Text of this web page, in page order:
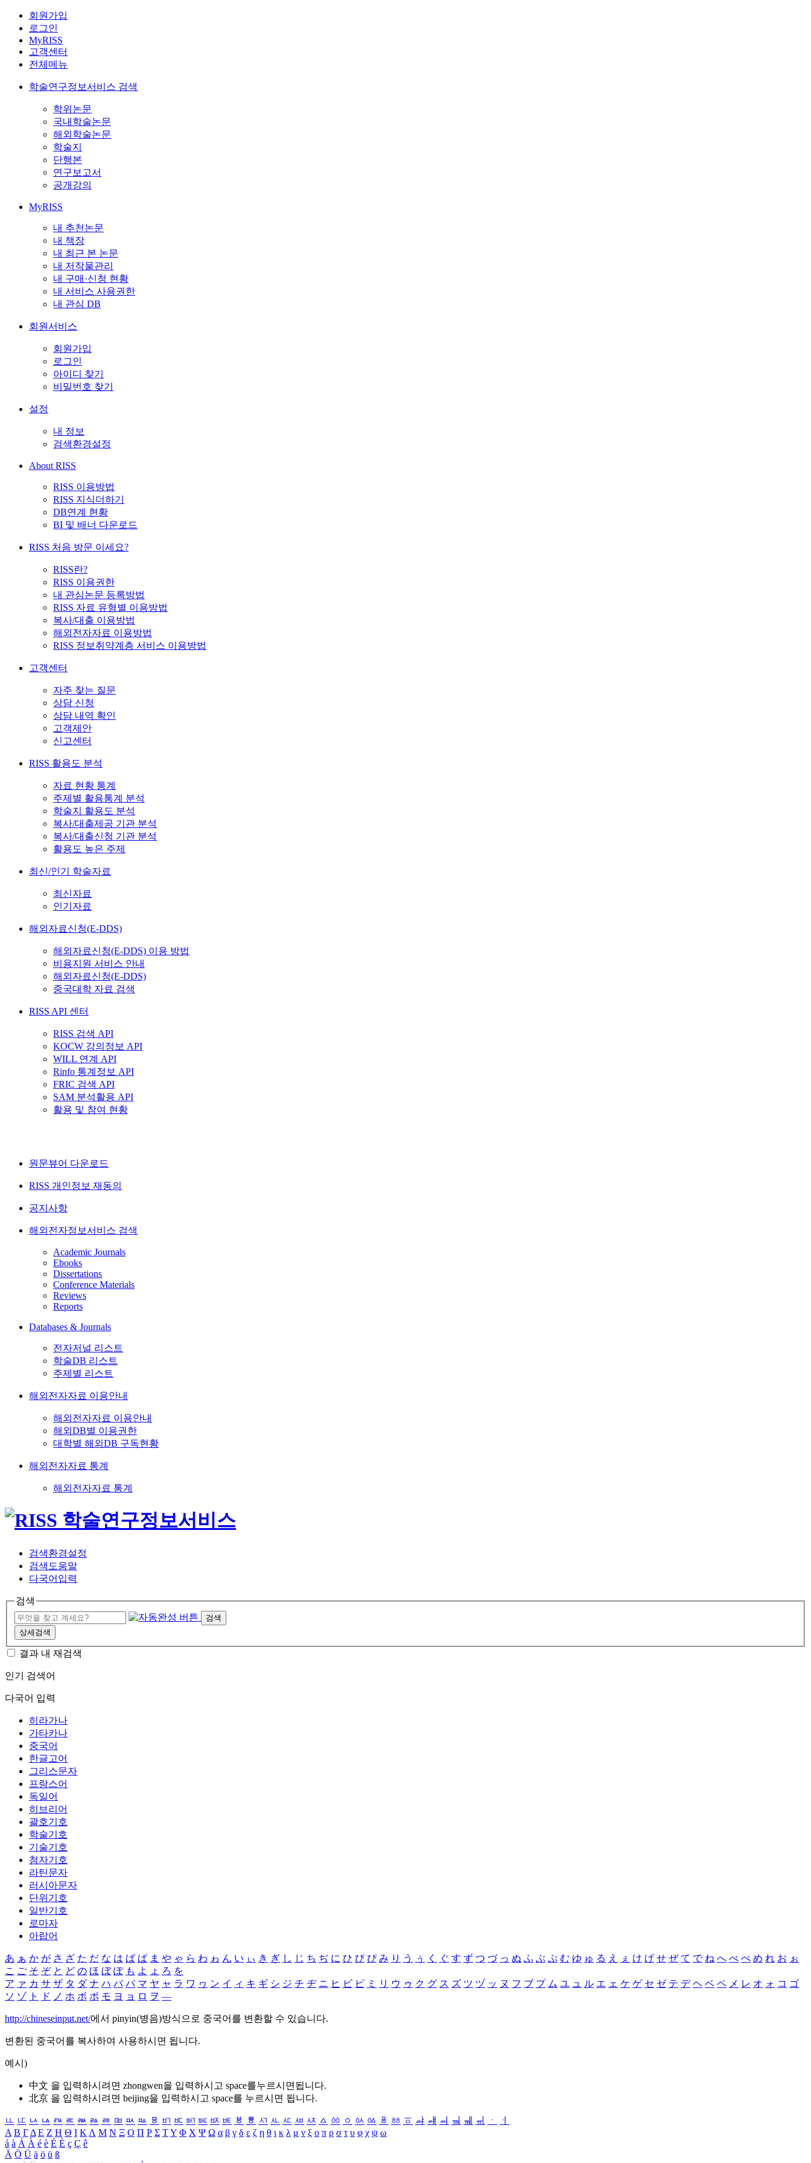
회원가입
로그인
MyRISS
고객센터
전체메뉴
학술연구정보서비스 검색
학위논문
국내학술논문
해외학술논문
학술지
단행본
연구보고서
공개강의
MyRISS
내 추천논문
내 책장
내 최근 본 논문
내 저작물관리
내 구매·신청 현황
내 서비스 사용권한
내 관심 DB
회원서비스
회원가입
로그인
아이디 찾기
비밀번호 찾기
설정
내 정보
검색환경설정
About RISS
RISS 이용방법
RISS 지식더하기
DB연계 현황
BI 및 배너 다운로드
RISS 처음 방문 이세요?
RISS란?
RISS 이용권한
내 관심논문 등록방법
RISS 자료 유형별 이용방법
복사/대출 이용방법
해외전자자료 이용방법
RISS 정보취약계층 서비스 이용방법
고객센터
자주 찾는 질문
상담 신청
상담 내역 확인
고객제안
신고센터
RISS 활용도 분석
자료 현황 통계
주제별 활용통계 분석
학술지 활용도 분석
복사/대출제공 기관 분석
복사/대출신청 기관 분석
활용도 높은 주제
최신/인기 학술자료
최신자료
인기자료
해외자료신청(E-DDS)
해외자료신청(E-DDS) 이용 방법
비용지원 서비스 안내
해외자료신청(E-DDS)
중국대학 자료 검색
RISS API 센터
RISS 검색 API
KOCW 강의정보 API
WILL 연계 API
Rinfo 통계정보 API
FRIC 검색 API
SAM 분석활용 API
활용 및 참여 현황
원문뷰어 다운로드
RISS 개인정보 재동의
공지사항
해외전자정보서비스 검색
Academic Journals
Ebooks
Dissertations
Conference Materials
Reviews
Reports
Databases & Journals
전자저널 리스트
학술DB 리스트
주제별 리스트
해외전자자료 이용안내
해외전자자료 이용안내
해외DB별 이용권한
대학별 해외DB 구독현황
해외전자자료 통계
해외전자자료 통계
검색환경설정
검색도움말
다국어입력
검색
검색
상세검색
결과 내 재검색
인기 검색어
다국어 입력
히라가나
가타카나
중국어
한글고어
그리스문자
프랑스어
독일어
히브리어
괄호기호
학술기호
기술기호
첨자기호
라틴문자
러시아문자
단위기호
일반기호
로마자
아랍어
あ ぁ か が さ ざ た だ な は ば ぱ ま や ゃ ら わ ゎ ん い ぃ き ぎ し じ ち ぢ に ひ び ぴ み り う ぅ く ぐ す ず つ づ っ ぬ ふ ぶ ぷ む ゆ ゅ る え ぇ け げ せ ぜ て で ね へ べ ぺ め れ お ぉ
こ ご そ ぞ と ど の ほ ぼ ぽ も よ ょ ろ を
ア ァ カ サ ザ タ ダ ナ ハ バ パ マ ヤ ャ ラ ワ ヮ ン イ ィ キ ギ シ ジ チ ヂ ニ ヒ ビ ピ ミ リ ウ ゥ ク グ ス ズ ツ ヅ ッ ヌ フ ブ プ ム ユ ュ ル エ ェ ケ ゲ セ ゼ テ デ ヘ ベ ペ メ レ オ ォ コ ゴ
ソ ゾ ト ド ノ ホ ボ ポ モ ヨ ョ ロ ヲ ―
http://chineseinput.net/에서 pinyin(병음)방식으로 중국어를 변환할 수 있습니다.
변환된 중국어를 복사하여 사용하시면 됩니다.
예시)
中文 을 입력하시려면 zhongwen을 입력하시고 space를누르시면됩니다.
北京 을 입력하시려면 beijing을 입력하시고 space를 누르시면 됩니다.
ㅥ ㅦ ㅧ ㅨ ㅩ ㅪ ㅫ ㅬ ㅭ ㅮ ㅯ ㅰ ㅱ ㅲ ㅳ ㅴ ㅵ ㅶ ㅷ ㅸ ㅹ ㅺ ㅻ ㅼ ㅽ ㅾ ㅿ ㆀ ㆁ ㆂ ㆃ ㆄ ㆅ ㆆ ㆇ ㆈ ㆉ ㆊ ㆋ ㆌ ㆍ
ㆎ
Α Β ΓΔ Ε Ζ Η Θ Ι ΚΛ Μ Ν Ξ Ο Π Ρ Σ ΤΥ Φ Χ Ψ Ω α β γ δ ε ζ η θ ι κ λ μ ν ξ ο π ρ σ τ υ φ χ ψ ω
á à Á À é è É È ç Ç ê
Ä Ö Ü ä ö ü ß